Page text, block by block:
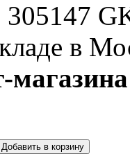
305147
в